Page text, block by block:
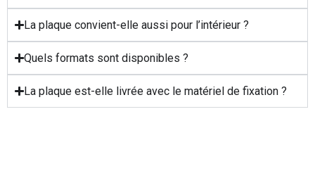
La plaque convient-elle aussi pour l’intérieur ?
Quels formats sont disponibles ?
La plaque est-elle livrée avec le matériel de fixation ?